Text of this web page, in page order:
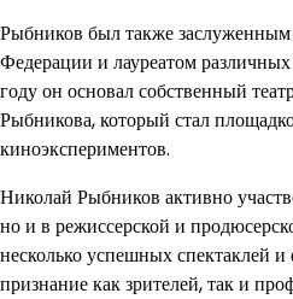
Рыбников был также заслуженным
Федерации и лауреатом
году он основал собственный
Рыбникова, который стал
киноэкспериментов.
Николай Рыбников активно
но и в режиссерской и
несколько успешных спектаклей
признание как зрителей, так и